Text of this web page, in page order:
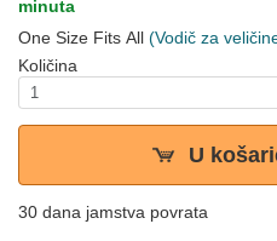
minuta
One Size Fits All (Vodič za
Količina
U
30 dana jamstva povrata